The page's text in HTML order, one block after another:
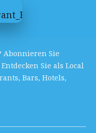
Abonnieren Sie
Sie als Local
Bars, Hotels,